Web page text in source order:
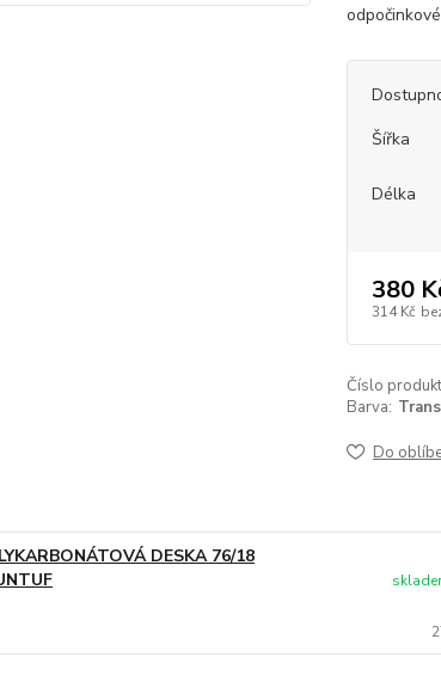
Šířka
Délka
380
314 Kč
Číslo
Barva:
Do
DESKA 76/18